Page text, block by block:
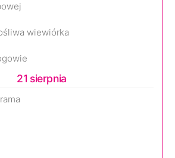
wiewiórka
21 sierpnia